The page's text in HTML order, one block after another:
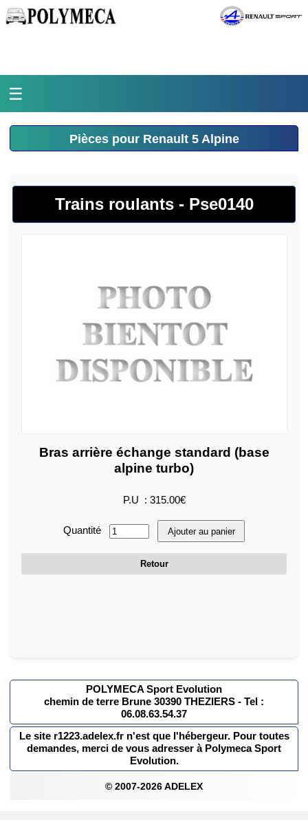
☰
Accueil
La médiathèque
L'histoire
Pièces pour Renault 5 Alpine
Trains roulants - Pse0140
Bras arrière échange standard (base
alpine turbo)
P.U : 315.00€
Quantité Ajouter au panier
Retour
POLYMECA Sport Evolution
chemin de terre Brune 30390 THEZIERS - Tel :
06.08.63.54.37
Le site r1223.adelex.fr n'est que l'hébergeur. Pour toutes
demandes, merci de vous adresser à Polymeca Sport
Evolution.
© 2007-2026 ADELEX